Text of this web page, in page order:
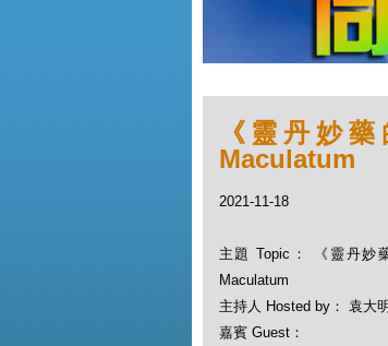
《靈丹妙
Maculatum
2021-11-18
主題 Topic： 《靈丹妙
Maculatum
主持人 Hosted by： 袁大
嘉賓 Guest：